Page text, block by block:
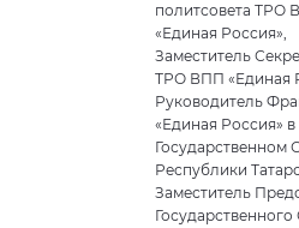
политсовета ТРО
«Единая Россия»,
Заместитель
ТРО ВПП «Единая
Руководитель
«Единая Россия» в
Государственном
Республики
Заместитель
Государственного